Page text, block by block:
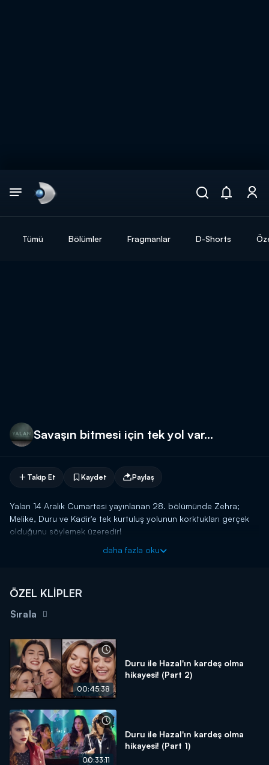
Tümü Bölümler Fragmanlar D-Shorts
Savaşın bitmesi için tek yol var...
Takip Et Kaydet Paylaş
Yalan 14 Aralık Cumartesi yayınlanan 28. bölümünde Zehra;
Melike, Duru ve Kadir'e tek kurtuluş yolunun korktukları gerçek
olduğunu söylemek üzeredir!
Yalan yeni bölümleriyle her cumartesi 20.00’de Kanal D’de!
daha fazla oku
ÖZEL KLİPLER
Sırala
00:45:38
Duru ile Hazal'ın kardeş olma
hikayesi! (Part 2)
00:33:11
Duru ile Hazal'ın kardeş olma
hikayesi! (Part 1)